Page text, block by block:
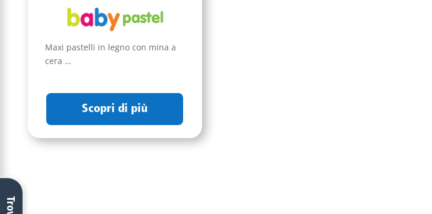
Maxi pastelli in legno con mina a
cera …
Scopri di più